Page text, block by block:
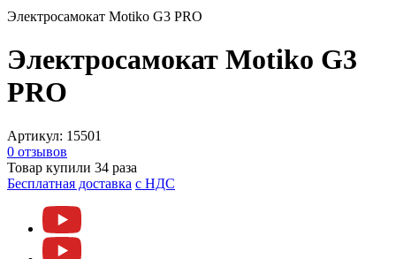
Электросамокат Motiko G3 PRO
Электросамокат Motiko G3
PRO
Артикул: 15501
0 отзывов
Товар купили 34 раза
Бесплатная доставка c НДС